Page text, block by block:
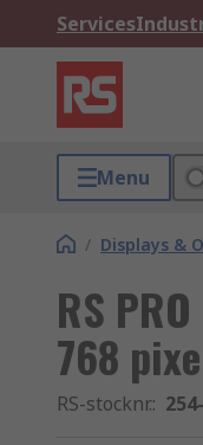
Services
Menu
/ Displays &
RS
768
RS-stocknr.: